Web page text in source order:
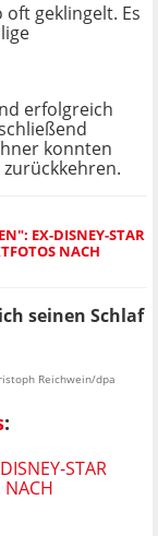
geklingelt. Es
erfolgreich
konnten
EX-DISNEY-STAR
NACH
seinen Schlaf
Reichwein/dpa
:
STAR
NACH